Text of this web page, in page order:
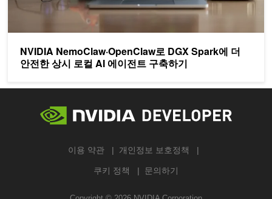
NVIDIA NemoClaw·OpenClaw로 DGX Spark에 더
안전한 상시 로컬 AI 에이전트 구축하기
이용 약관 개인정보 보호정책
쿠키 정책 문의하기